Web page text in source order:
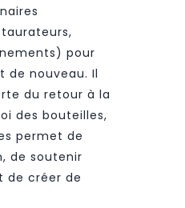
pour
de nouveau. Il
du retour à la
des bouteilles,
permet de
de soutenir
de créer de